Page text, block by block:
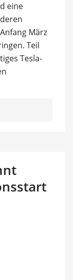
eine
März
Teil
Tesla-